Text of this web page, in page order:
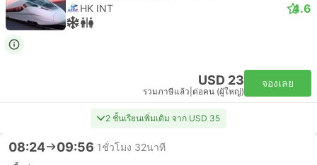
HK INT 4.6
USD 23
รวมภาษีแล้ว ต่อคน (ผู้ใหญ่)
จองเลย
2 ชั้นเรียนเพิ่มเติม จาก USD 35
08:24 09:56 1ชั่วโมง 32นาที